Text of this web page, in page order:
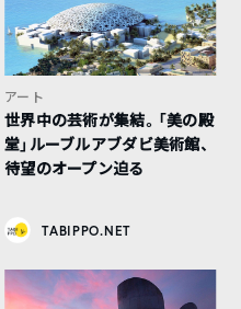
アート
世界中の芸術が集結。「美の殿
堂」ルーブルアブダビ美術館、
待望のオープン迫る
TABIPPO.NET